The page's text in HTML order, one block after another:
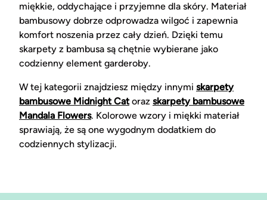
miękkie, oddychające i przyjemne dla skóry. Materiał
bambusowy dobrze odprowadza wilgoć i zapewnia
komfort noszenia przez cały dzień. Dzięki temu
skarpety z bambusa są chętnie wybierane jako
codzienny element garderoby.
W tej kategorii znajdziesz między innymi skarpety
bambusowe Midnight Catoraz skarpety bambusowe
Mandala Flowers. Kolorowe wzory i miękki materiał
sprawiają, że są one wygodnym dodatkiem do
codziennych stylizacji.